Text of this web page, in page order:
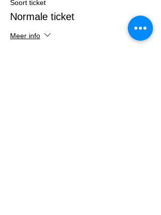
Soort ticket
Normale ticket
Meer info